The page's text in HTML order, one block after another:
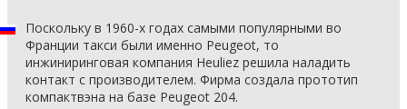
Поскольку в 1960-х годах самыми популярными во
Франции такси были именно Peugeot, то
инжиниринговая компания Heuliez решила наладить
контакт с производителем. Фирма создала прототип
компактвэна на базе Peugeot 204.